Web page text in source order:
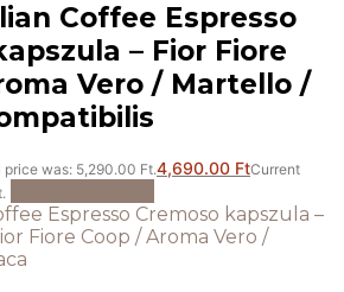
Coffee Espresso
– Fior Fiore
Vero / Martello /
price was: 5,290.00 Ft.4,690.00 FtCurrent